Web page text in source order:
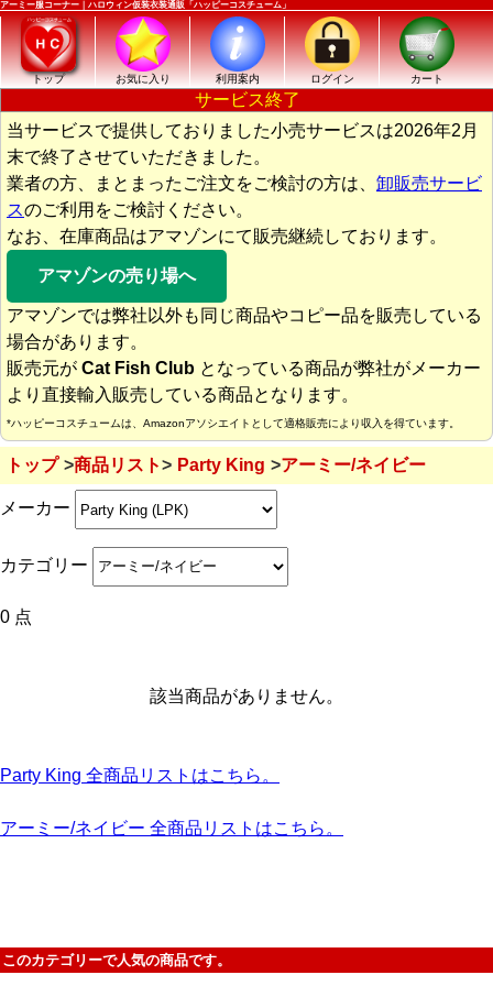
アーミー服コーナー｜ハロウィン仮装衣装通販「ハッピーコスチューム」
トップ お気に入り 利用案内 ログイン カート
サービス終了
当サービスで提供しておりました小売サービスは2026年2月
末で終了させていただきました。
業者の方、まとまったご注文をご検討の方は、 卸販売サービ
スのご利用をご検討ください。
なお、在庫商品はアマゾンにて販売継続しております。
アマゾンの売り場へ
アマゾンでは弊社以外も同じ商品やコピー品を販売している
場合があります。
販売元が Cat Fish Club となっている商品が弊社がメーカー
より直接輸入販売している商品となります。
*ハッピーコスチュームは、Amazonアソシエイトとして適格販売により収入を得ています。
トップ 商品リスト Party King アーミー/ネイビー
メーカー
カテゴリー
0 点
該当商品がありません。
Party King 全商品リストはこちら。
アーミー/ネイビー 全商品リストはこちら。
このカテゴリーで人気の商品です。